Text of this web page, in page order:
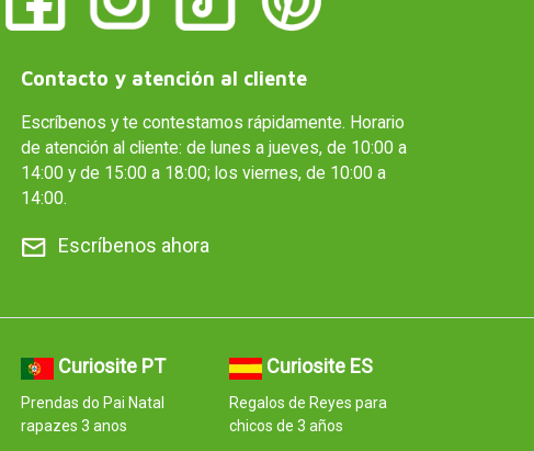
Contacto y atención al cliente
Escríbenos y te contestamos rápidamente. Horario
de atención al cliente: de lunes a jueves, de 10:00 a
14:00 y de 15:00 a 18:00; los viernes, de 10:00 a
14:00.
Escríbenos ahora
Curiosite PT
Prendas do Pai Natal
rapazes 3 anos
Curiosite ES
Regalos de Reyes para
chicos de 3 años